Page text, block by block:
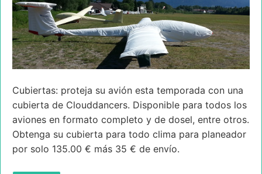
Cubiertas: proteja su avión esta temporada con una
cubierta de Clouddancers. Disponible para todos los
aviones en formato completo y de dosel, entre otros.
Obtenga su cubierta para todo clima para planeador
por solo 135.00 € más 35 € de envío.